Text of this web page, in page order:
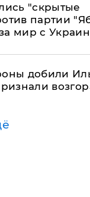
"скрытые
партии
мир с
добили